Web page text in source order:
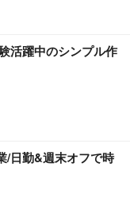
活躍中のシンプル作
/日勤&週末オフで時